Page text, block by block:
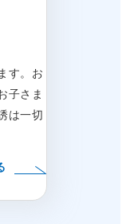
す。お
子さま
は一切